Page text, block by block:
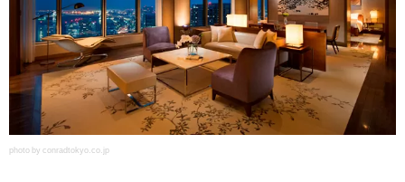
photo by conradtokyo.co.jp